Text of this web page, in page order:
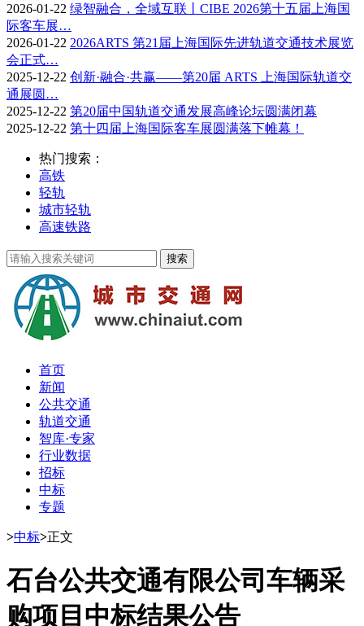
2026-01-22 绿智融合，全域互联丨CIBE 2026第十五届上海国
际客车展…
2026-01-22 2026ARTS 第21届上海国际先进轨道交通技术展览
会正式…
2025-12-22 创新·融合·共赢——第20届 ARTS 上海国际轨道交
通展圆…
2025-12-22 第20届中国轨道交通发展高峰论坛圆满闭幕
2025-12-22 第十四届上海国际客车展圆满落下帷幕！
热门搜索：
高铁
轻轨
城市轻轨
高速铁路
首页
新闻
公共交通
轨道交通
智库·专家
行业数据
招标
中标
专题
>中标>正文
石台公共交通有限公司车辆采
购项目中标结果公告